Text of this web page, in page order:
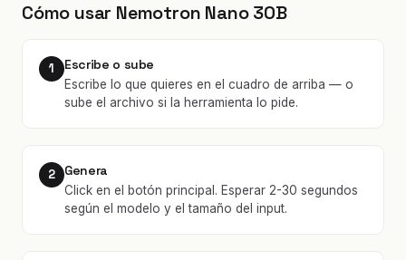
Cómo usar Nemotron Nano 30B
1 Escribe o sube
Escribe lo que quieres en el cuadro de arriba — o
sube el archivo si la herramienta lo pide.
2 Genera
Click en el botón principal. Esperar 2-30 segundos
según el modelo y el tamaño del input.